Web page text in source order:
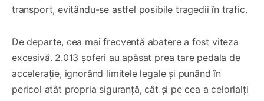
transport, evitându-se astfel posibile tragedii în trafic.
De departe, cea mai frecventă abatere a fost viteza
excesivă. 2.013 șoferi au apăsat prea tare pedala de
accelerație, ignorând limitele legale și punând în
pericol atât propria siguranță, cât și pe cea a celorlalți